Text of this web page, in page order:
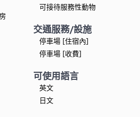
可接待服務性動物
交通服務/設施
停車場 [住宿內]
停車場 [收費]
可使用語言
英文
日文